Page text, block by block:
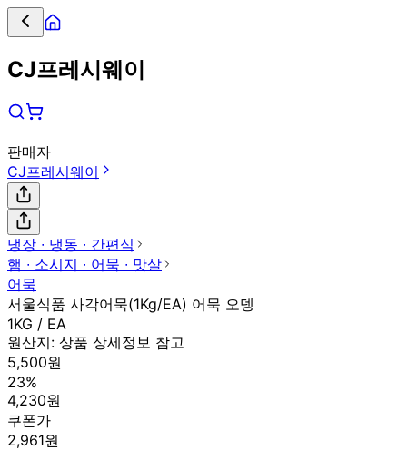
CJ프레시웨이
판매자
CJ프레시웨이
냉장 ∙ 냉동 ∙ 간편식
햄 ∙ 소시지 ∙ 어묵 ∙ 맛살
어묵
서울식품 사각어묵(1Kg/EA) 어묵 오뎅
1KG / EA
원산지: 상품 상세정보 참고
5,500원
23%
4,230원
쿠폰가
2,961원